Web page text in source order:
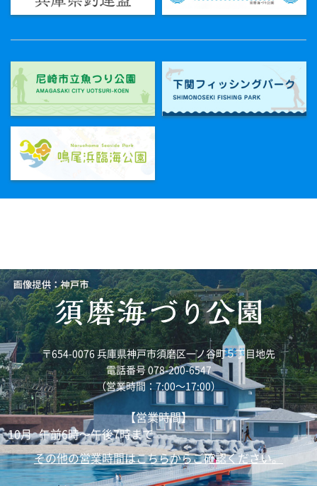
〒654-0076 兵庫県神戸市須磨区一ノ谷町５丁目地先
電話番号 078-200-6547
（営業時間：7:00～17:00）
【営業時間】
10月 午前6時～午後7時まで
その他の営業時間はこちらからご確認ください。